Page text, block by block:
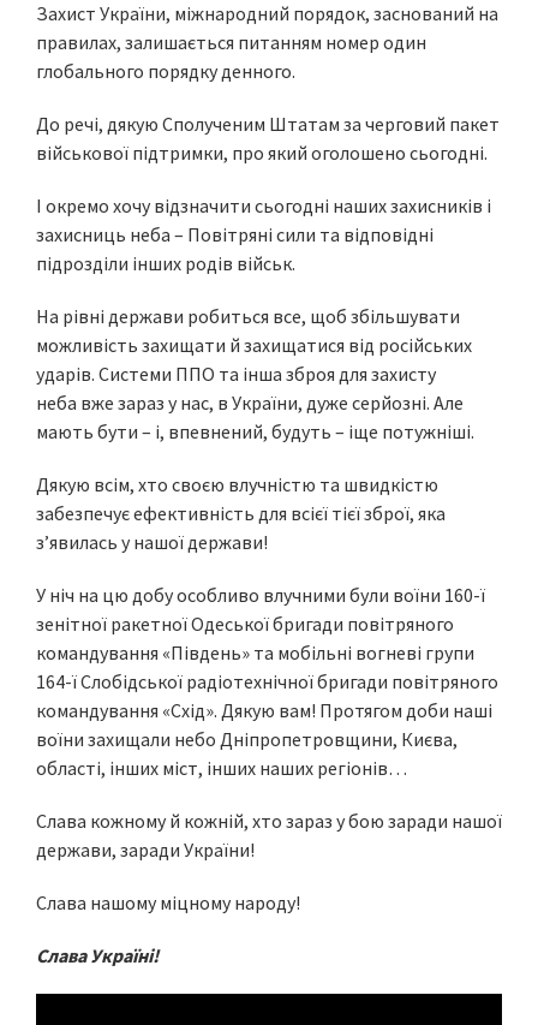
Захист України, міжнародний порядок, заснований на
правилах, залишається питанням номер один
глобального порядку денного.
До речі, дякую Сполученим Штатам за черговий пакет
військової підтримки, про який оголошено сьогодні.
І окремо хочу відзначити сьогодні наших захисників і
захисниць неба – Повітряні сили та відповідні
підрозділи інших родів військ.
На рівні держави робиться все, щоб збільшувати
можливість захищати й захищатися від російських
ударів. Системи ППО та інша зброя для захисту
неба вже зараз у нас, в України, дуже серйозні. Але
мають бути – і, впевнений, будуть – іще потужніші.
Дякую всім, хто своєю влучністю та швидкістю
забезпечує ефективність для всієї тієї зброї, яка
зʼявилась у нашої держави!
У ніч на цю добу особливо влучними були воїни 160-ї
зенітної ракетної Одеської бригади повітряного
командування «Південь» та мобільні вогневі групи
164-ї Слобідської радіотехнічної бригади повітряного
командування «Схід». Дякую вам! Протягом доби наші
воїни захищали небо Дніпропетровщини, Києва,
області, інших міст, інших наших регіонів…
Слава кожному й кожній, хто зараз у бою заради нашої
держави, заради України!
Слава нашому міцному народу!
Слава Україні!